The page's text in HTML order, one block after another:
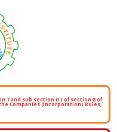
7 and sub section (1) of section 8 of
Companies (incorporation) Rules,